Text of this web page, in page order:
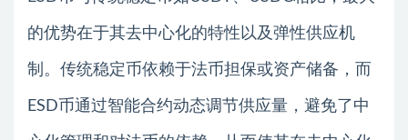
的优势在于其去中心化的特性以及弹性供应机
制。传统稳定币依赖于法币担保或资产储备，而
ESD币通过智能合约动态调节供应量，避免了中